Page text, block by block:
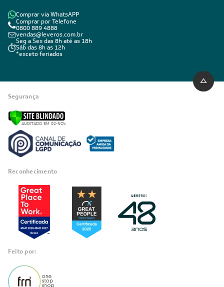
Comprar via WhatsAPP
Comprar por Telefone
0800 889 4888
vendas@leveros.com.br
Seg a Sex das 8h até as 18h
Sáb das 8h as 12h
*exceto feriados
Segurança
Reconhecimento
Feito por: